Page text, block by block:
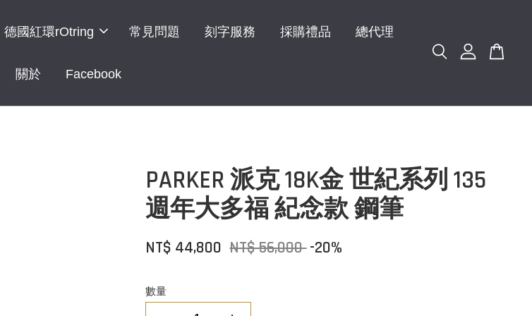
德國紅環rOtring 常見問題 刻字服務 採購禮品 總代理
關於 Facebook
PARKER 派克 18K金 世紀系列 135
週年大多福 紀念款 鋼筆
NT$ 44,800 NT$ 56,000-20%
數量